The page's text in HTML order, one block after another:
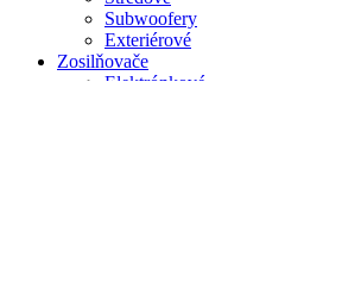
Subwoofery
Exteriérové
Zosilňovače
Elektrónkové